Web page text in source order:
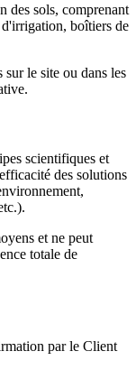
des sols, comprenant
d'irrigation, boîtiers de
le site ou dans les
scientifiques et
des solutions
et ne peut
totale de
par le Client